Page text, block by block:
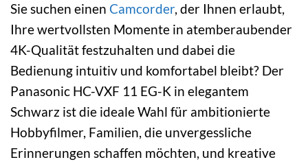
Sie suchen einen Camcorder, der Ihnen erlaubt,
Ihre wertvollsten Momente in atemberaubender
4K-Qualität festzuhalten und dabei die
Bedienung intuitiv und komfortabel bleibt? Der
Panasonic HC-VXF 11 EG-K in elegantem
Schwarz ist die ideale Wahl für ambitionierte
Hobbyfilmer, Familien, die unvergessliche
Erinnerungen schaffen möchten, und kreative